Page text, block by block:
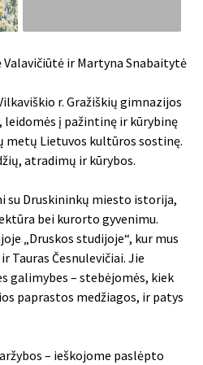
Valavičiūtė ir Martyna Snabaitytė
r. Gražiškių gimnazijos
leidomės į pažintinę ir kūrybinę
metų Lietuvos kultūros sostinę.
atradimų ir kūrybos.
su Druskininkų miesto istorija,
bei kurorto gyvenimu.
„Druskos studijoje“, kur mus
Tauras Česnulevičiai. Jie
galimybes – stebėjomės, kiek
paprastos medžiagos, ir patys
– ieškojome paslėpto